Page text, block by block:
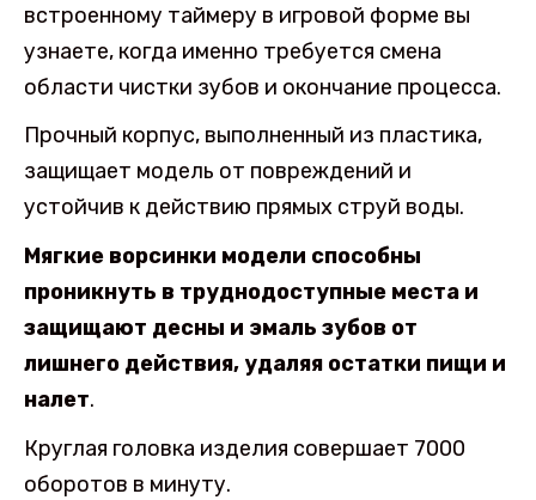
встроенному таймеру в игровой форме вы
узнаете, когда именно требуется смена
области чистки зубов и окончание процесса.
Прочный корпус, выполненный из пластика,
защищает модель от повреждений и
устойчив к действию прямых струй воды.
Мягкие ворсинки модели способны
проникнуть в труднодоступные места и
защищают десны и эмаль зубов от
лишнего действия, удаляя остатки пищи и
налет.
Круглая головка изделия совершает 7000
оборотов в минуту.